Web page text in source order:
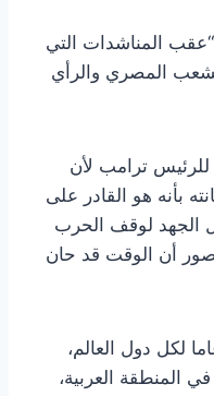
المناشدات التي
المصري والرأي
ترامب لأن
بأنه هو القادر على
الجهد لوقف الحرب
أن الوقت قد حان
لكل دول العالم،
في المنطقة العربية،